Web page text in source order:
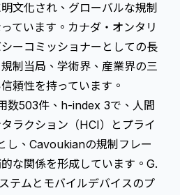
文化され、グローバルな規制
ています。カナダ・オンタリ
ーコミッショナーとしての長
制当局、学術界、産業界の三
頼性を持っています。
数503件、h-index 3で、人間
ラクション（HCI）とプライ
し、Cavoukianの規制フレー
な関係を形成しています。G.
テムとモバイルデバイスのプ